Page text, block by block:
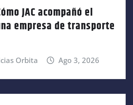
JAC acompañó el
empresa de transporte
Orbita Ago 3, 2026